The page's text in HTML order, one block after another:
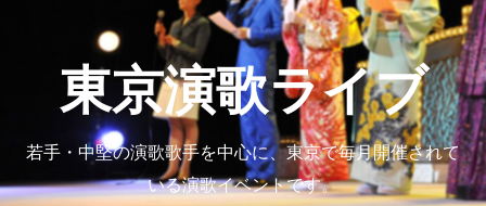
東京演歌ライブ
若手・中堅の演歌歌手を中心に、東京で毎月開催されて
いる演歌イベントです。